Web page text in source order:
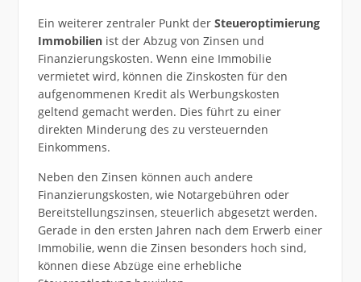
Ein weiterer zentraler Punkt der Steueroptimierung
Immobilienist der Abzug von Zinsen und
Finanzierungskosten. Wenn eine Immobilie
vermietet wird, können die Zinskosten für den
aufgenommenen Kredit als Werbungskosten
geltend gemacht werden. Dies führt zu einer
direkten Minderung des zu versteuernden
Einkommens.
Neben den Zinsen können auch andere
Finanzierungskosten, wie Notargebühren oder
Bereitstellungszinsen, steuerlich abgesetzt werden.
Gerade in den ersten Jahren nach dem Erwerb einer
Immobilie, wenn die Zinsen besonders hoch sind,
können diese Abzüge eine erhebliche